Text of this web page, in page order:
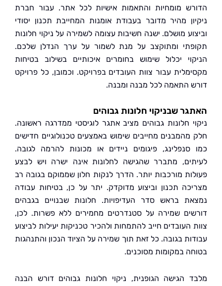
מומחיות והתאמות אישיות לכל אתר. עבור חברת
מהיר מדובר בעבודת אומנות המחייבת תכנון יסודי
מושלם. ישנה חשיבות עצומה לשמירה על ניקוי חלונות
ומתוקצב על מנת לשמור על ערך הנדלן שלכם.
יכלול שימוש בחומרים איכותיים בשילוב בטיחות
עבור צוות העובדים בפרויקט. וכמובן, כל פרויקט
התאמה לכל מבנה ומבנה.
שבניקוי חלונות גבוהים
חלונות גבוהים מציב אתגר לוגיסטי ממדרגה ראשונה.
מחייבים שימוש באמצעים טכנולוגיים חדישים
פיגומים ניידים או מכונות להרמה לגובה.
מתברר שהגישה לחלונות אינה ישרה ויש לבצע
מורכבות יותר. הדרך לנקות חלון שממוקם בגובה רב
תכנון וביצוע מדוקדק. יתר על כן, בטיחות עבודה
בראש סדר העדיפויות. חלונות שבנויים בגבהים
שמירה על סטנדרטים מחמירים ללא פשרות. לכן,
העובדים חייב להתמחות ולהכיר טכניקות יעילות לביצוע
בגובה. כל זאת תוך שמירה על הציוד הנכון והתנהגות
במקומות מסוכנים.
הגישה הגופנית, ניקוי חלונות גבוהים דורש הבנה